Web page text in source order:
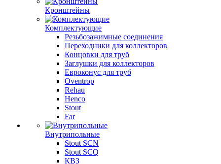
Кронштейны
Комплектующие
Резьбозажимные соединения
Переходники для коллекторов
Концовки для труб
Заглушки для коллекторов
Евроконус для труб
Oventrop
Rehau
Henco
Stout
Far
Внутрипольные
Stout SCN
Stout SCQ
КВЗ